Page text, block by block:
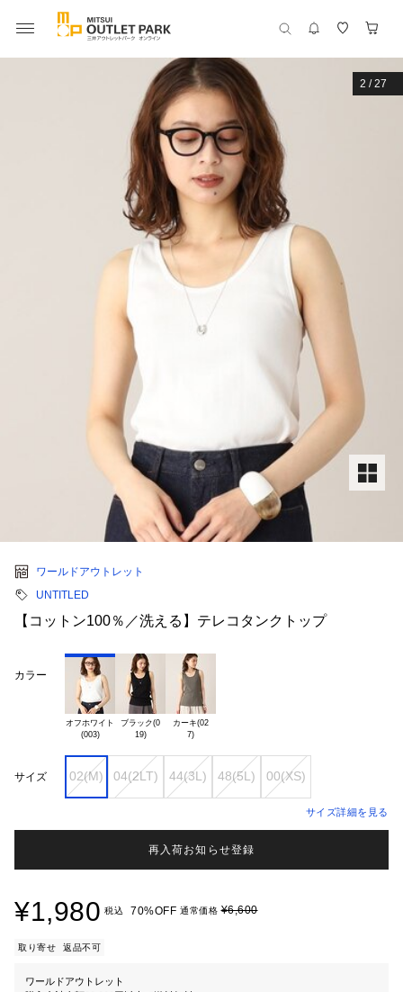
2 /27
ワールドアウトレット
UNTITLED
【コットン100％／洗える】テレコタンクトップ
カラー
オフホワイト
(003)
ブラック(0
19)
カーキ(02
サイズ 02(M) 04(2LT) 44(3L) 48(5L) 00(XS)
サイズ詳細を見る
再入荷お知らせ登録
¥1,980 税込 70%OFF 通常価格¥6,600
取り寄せ 返品不可
ワールドアウトレット